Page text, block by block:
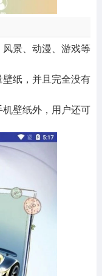
景、动漫、游戏等
纸，并且完全没有
壁纸外，用户还可